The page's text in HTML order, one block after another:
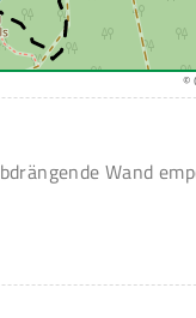
©
Wand